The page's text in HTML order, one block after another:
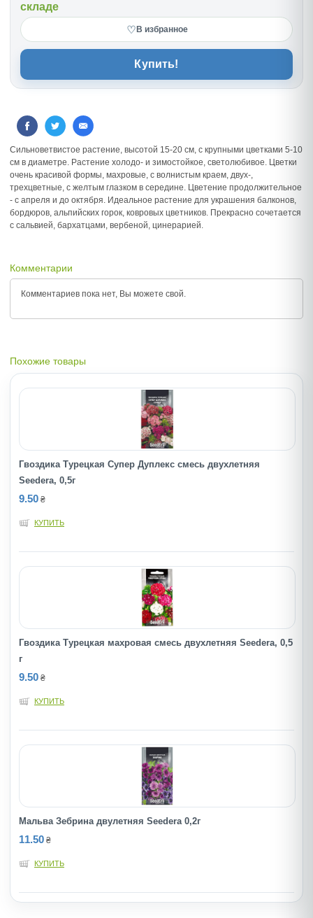
складе
♡ В избранное
Купить!
Сильноветвистое растение, высотой 15-20 см, с крупными цветками 5-10
см в диаметре. Растение холодо- и зимостойкое, светолюбивое. Цветки
очень красивой формы, махровые, с волнистым краем, двух-,
трехцветные, с желтым глазком в середине. Цветение продолжительное
- с апреля и до октября. Идеальное растение для украшения балконов,
бордюров, альпийских горок, ковровых цветников. Прекрасно сочетается
с сальвией, бархатцами, вербеной, цинерарией.
Комментарии
Комментариев пока нет, Вы можете свой.
Похожие товары
Гвоздика Турецкая Супер Дуплекс смесь двухлетняя
Seedera, 0,5г
9.50 ₴
КУПИТЬ
Гвоздика Турецкая махровая смесь двухлетняя Seedera, 0,5
г
9.50 ₴
КУПИТЬ
Мальва Зебрина двулетняя Seedera 0,2г
11.50 ₴
КУПИТЬ